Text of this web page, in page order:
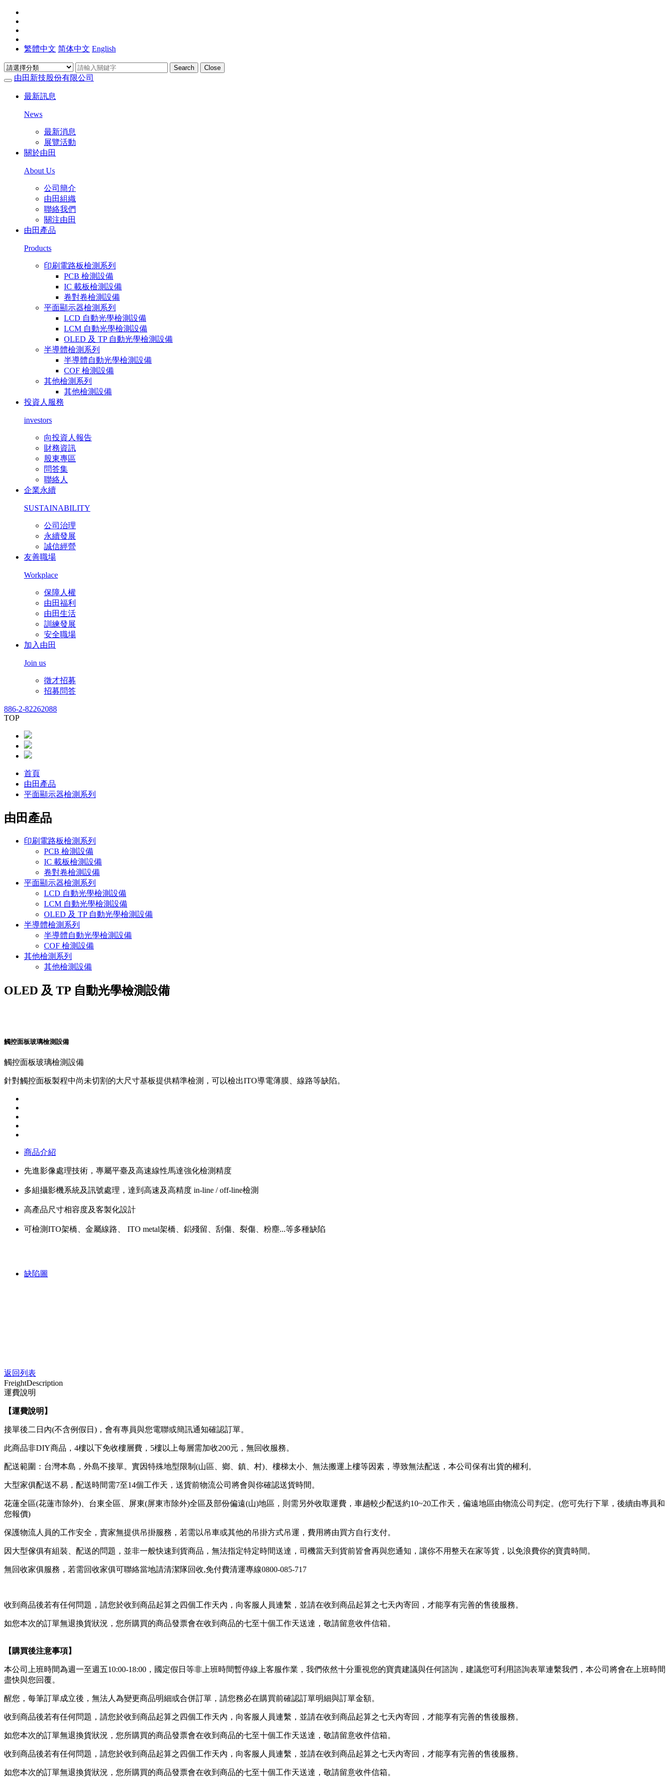
繁體中文 简体中文 English
Search Close
由田新技股份有限公司
最新訊息
News
最新消息
展覽活動
關於由田
About Us
公司簡介
由田組織
聯絡我們
關注由田
由田產品
Products
印刷電路板檢測系列
PCB 檢測設備
IC 載板檢測設備
卷對卷檢測設備
平面顯示器檢測系列
LCD 自動光學檢測設備
LCM 自動光學檢測設備
OLED 及 TP 自動光學檢測設備
半導體檢測系列
半導體自動光學檢測設備
COF 檢測設備
其他檢測系列
其他檢測設備
投資人服務
investors
向投資人報告
財務資訊
股東專區
問答集
聯絡人
企業永續
SUSTAINABILITY
公司治理
永續發展
誠信經營
友善職場
Workplace
保障人權
由田福利
由田生活
訓練發展
安全職場
加入由田
Join us
徵才招募
招募問答
886-2-82262088
TOP
首頁
由田產品
平面顯示器檢測系列
由田產品
印刷電路板檢測系列
PCB 檢測設備
IC 載板檢測設備
卷對卷檢測設備
平面顯示器檢測系列
LCD 自動光學檢測設備
LCM 自動光學檢測設備
OLED 及 TP 自動光學檢測設備
半導體檢測系列
半導體自動光學檢測設備
COF 檢測設備
其他檢測系列
其他檢測設備
OLED 及 TP 自動光學檢測設備
觸控面板玻璃檢測設備
觸控面板玻璃檢測設備
針對觸控面板製程中尚未切割的大尺寸基板提供精準檢測，可以檢出ITO導電薄膜、線路等缺陷。
商品介紹
先進影像處理技術，專屬平臺及高速線性馬達強化檢測精度
多組攝影機系統及訊號處理，達到高速及高精度 in-line / off-line檢測
高產品尺寸相容度及客製化設計
可檢測ITO架橋、金屬線路、 ITO metal架橋、鋁殘留、刮傷、裂傷、粉塵...等多種缺陷
缺陷圖
返回列表
FreightDescription
運費說明
【運費說明 】
接單後二日內(不含例假日)，會有專員與您電聯或簡訊通知確認訂單。
此商品非DIY商品，4樓以下免收樓層費，5樓以上每層需加收200元，無回收服務。
配送範圍：台灣本島，外島不接單。實因特殊地型限制(山區、鄉、鎮、村)、樓梯太小、無法搬運上樓等因素，導致無法配送，本公司保有出貨的權利。
大型家俱配送不易，配送時間需7至14個工作天，送貨前物流公司將會與你確認送貨時間。
花蓮全區(花蓮市除外)、台東全區、屏東(屏東市除外)全區及部份偏遠(山)地區，則需另外收取運費，車趟較少配送約10~20工作天，偏遠地區由物流公司判定。(您可先行下單，後續由專員和
您報價)
保護物流人員的工作安全，賣家無提供吊掛服務，若需以吊車或其他的吊掛方式吊運，費用將由買方自行支付。
因大型傢俱有組裝、配送的問題，並非一般快速到貨商品，無法指定特定時間送達，司機當天到貨前皆會再與您通知，讓你不用整天在家等貨，以免浪費你的寶貴時間。
無回收家俱服務，若需回收家俱可聯絡當地請清潔隊回收,免付費清運專線0800-085-717
收到商品後若有任何問題，請您於收到商品起算之四個工作天內，向客服人員連繫，並請在收到商品起算之七天內寄回，才能享有完善的售後服務。
如您本次的訂單無退換貨狀況，您所購買的商品發票會在收到商品的七至十個工作天送達，敬請留意收件信箱。
【購買後注意事項】
本公司上班時間為週一至週五10:00-18:00，國定假日等非上班時間暫停線上客服作業，我們依然十分重視您的寶貴建議與任何諮詢，建議您可利用諮詢表單連繫我們，本公司將會在上班時間
盡快與您回覆。
醒您，每筆訂單成立後，無法人為變更商品明細或合併訂單，請您務必在購買前確認訂單明細與訂單金額。
收到商品後若有任何問題，請您於收到商品起算之四個工作天內，向客服人員連繫，並請在收到商品起算之七天內寄回，才能享有完善的售後服務。
如您本次的訂單無退換貨狀況，您所購買的商品發票會在收到商品的七至十個工作天送達，敬請留意收件信箱。
收到商品後若有任何問題，請您於收到商品起算之四個工作天內，向客服人員連繫，並請在收到商品起算之七天內寄回，才能享有完善的售後服務。
如您本次的訂單無退換貨狀況，您所購買的商品發票會在收到商品的七至十個工作天送達，敬請留意收件信箱。